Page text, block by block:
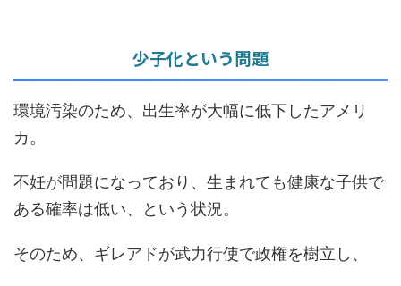
少子化という問題
環境汚染のため、出生率が大幅に低下したアメリ
カ。
不妊が問題になっており、生まれても健康な子供で
ある確率は低い、という状況。
そのため、ギレアドが武力行使で政権を樹立し、